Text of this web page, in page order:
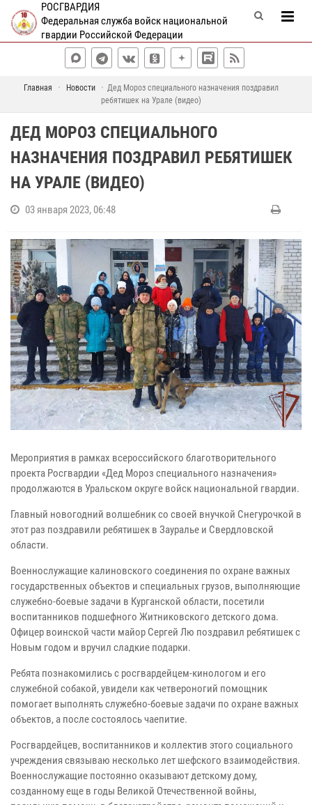
РОСГВАРДИЯ
Федеральная служба войск национальной
гвардии Российской Федерации
Главная Новости
Дед Мороз специального назначения поздравил
ребятишек на Урале (видео)
ДЕД МОРОЗ СПЕЦИАЛЬНОГО
НАЗНАЧЕНИЯ ПОЗДРАВИЛ РЕБЯТИШЕК
НА УРАЛЕ (ВИДЕО)
03 января 2023, 06:48
Мероприятия в рамках всероссийского благотворительного
проекта Росгвардии «Дед Мороз специального назначения»
продолжаются в Уральском округе войск национальной гвардии.
Главный новогодний волшебник со своей внучкой Снегурочкой в
этот раз поздравили ребятишек в Зауралье и Свердловской
области.
Военнослужащие калиновского соединения по охране важных
государственных объектов и специальных грузов, выполняющие
служебно-боевые задачи в Курганской области, посетили
воспитанников подшефного Житниковского детского дома.
Офицер воинской части майор Сергей Лю поздравил ребятишек с
Новым годом и вручил сладкие подарки.
Ребята познакомились с росгвардейцем-кинологом и его
служебной собакой, увидели как четвероногий помощник
помогает выполнять служебно-боевые задачи по охране важных
объектов, а после состоялось чаепитие.
Росгвардейцев, воспитанников и коллектив этого социального
учреждения связываю несколько лет шефского взаимодействия.
Военнослужащие постоянно оказывают детскому дому,
созданному еще в годы Великой Отечественной войны,